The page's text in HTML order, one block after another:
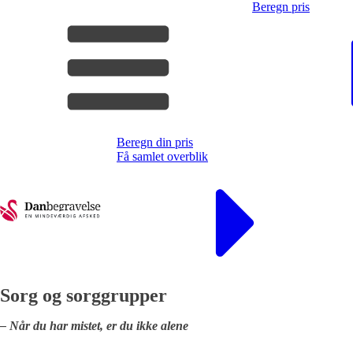
Beregn pris
Beregn din pris
Få samlet overblik
Sorg og sorggrupper
– Når du har mistet, er du ikke alene